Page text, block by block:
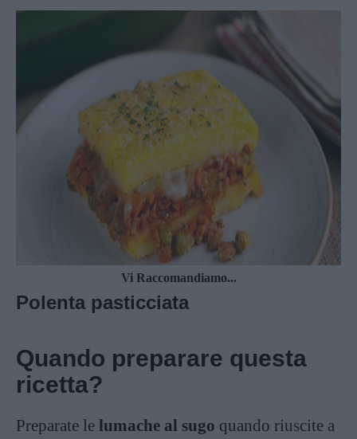
Vi Raccomandiamo...
Polenta pasticciata
Quando preparare questa
ricetta?
Preparate le lumache al sugo quando riuscite a